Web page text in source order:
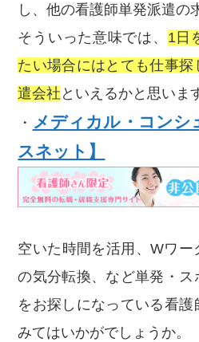
し、他の看護師単発派遣の
そういった意味では、 1日
たい場合にはとても仕事
遣会社 といえるかと思いま
・
メディカル・コンシ
スネット】
空いた時間を活用、Wワー
の気分転換、など単発・ス
をお探しになっている看
みてはいかがでしょうか。